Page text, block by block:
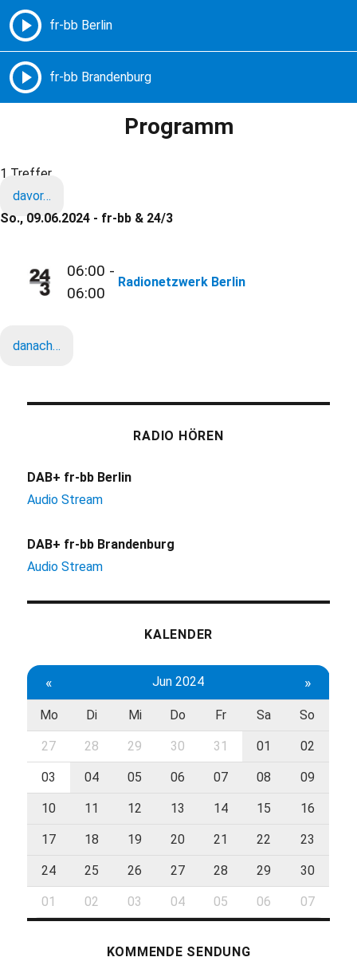
Freie Radios – Berlin Brandenburg
Programm
1 Treffer
davor…
So., 09.06.2024 - fr-bb & 24/3
06:00 -
06:00
Radionetzwerk Berlin
danach…
RADIO HÖREN
DAB+ fr-bb Berlin
Audio Stream
DAB+ fr-bb Brandenburg
Audio Stream
KALENDER
« Jun 2024 »
Mo Di Mi Do Fr Sa So
27 28 29 30 31 01 02
03 04 05 06 07 08 09
10 11 12 13 14 15 16
17 18 19 20 21 22 23
24 25 26 27 28 29 30
01 02 03 04 05 06 07
KOMMENDE SENDUNG